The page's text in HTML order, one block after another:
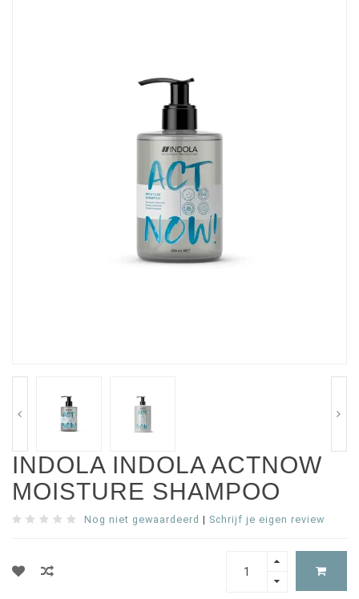
INDOLA INDOLA ACTNOW
MOISTURE SHAMPOO
Nog niet gewaardeerd | Schrijf je eigen review